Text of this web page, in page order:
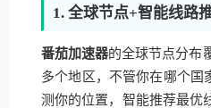
1. 全球节点+智能线路
番茄加速器的全球节点分布
多个地区，不管你在哪个国
测你的位置，智能推荐最优